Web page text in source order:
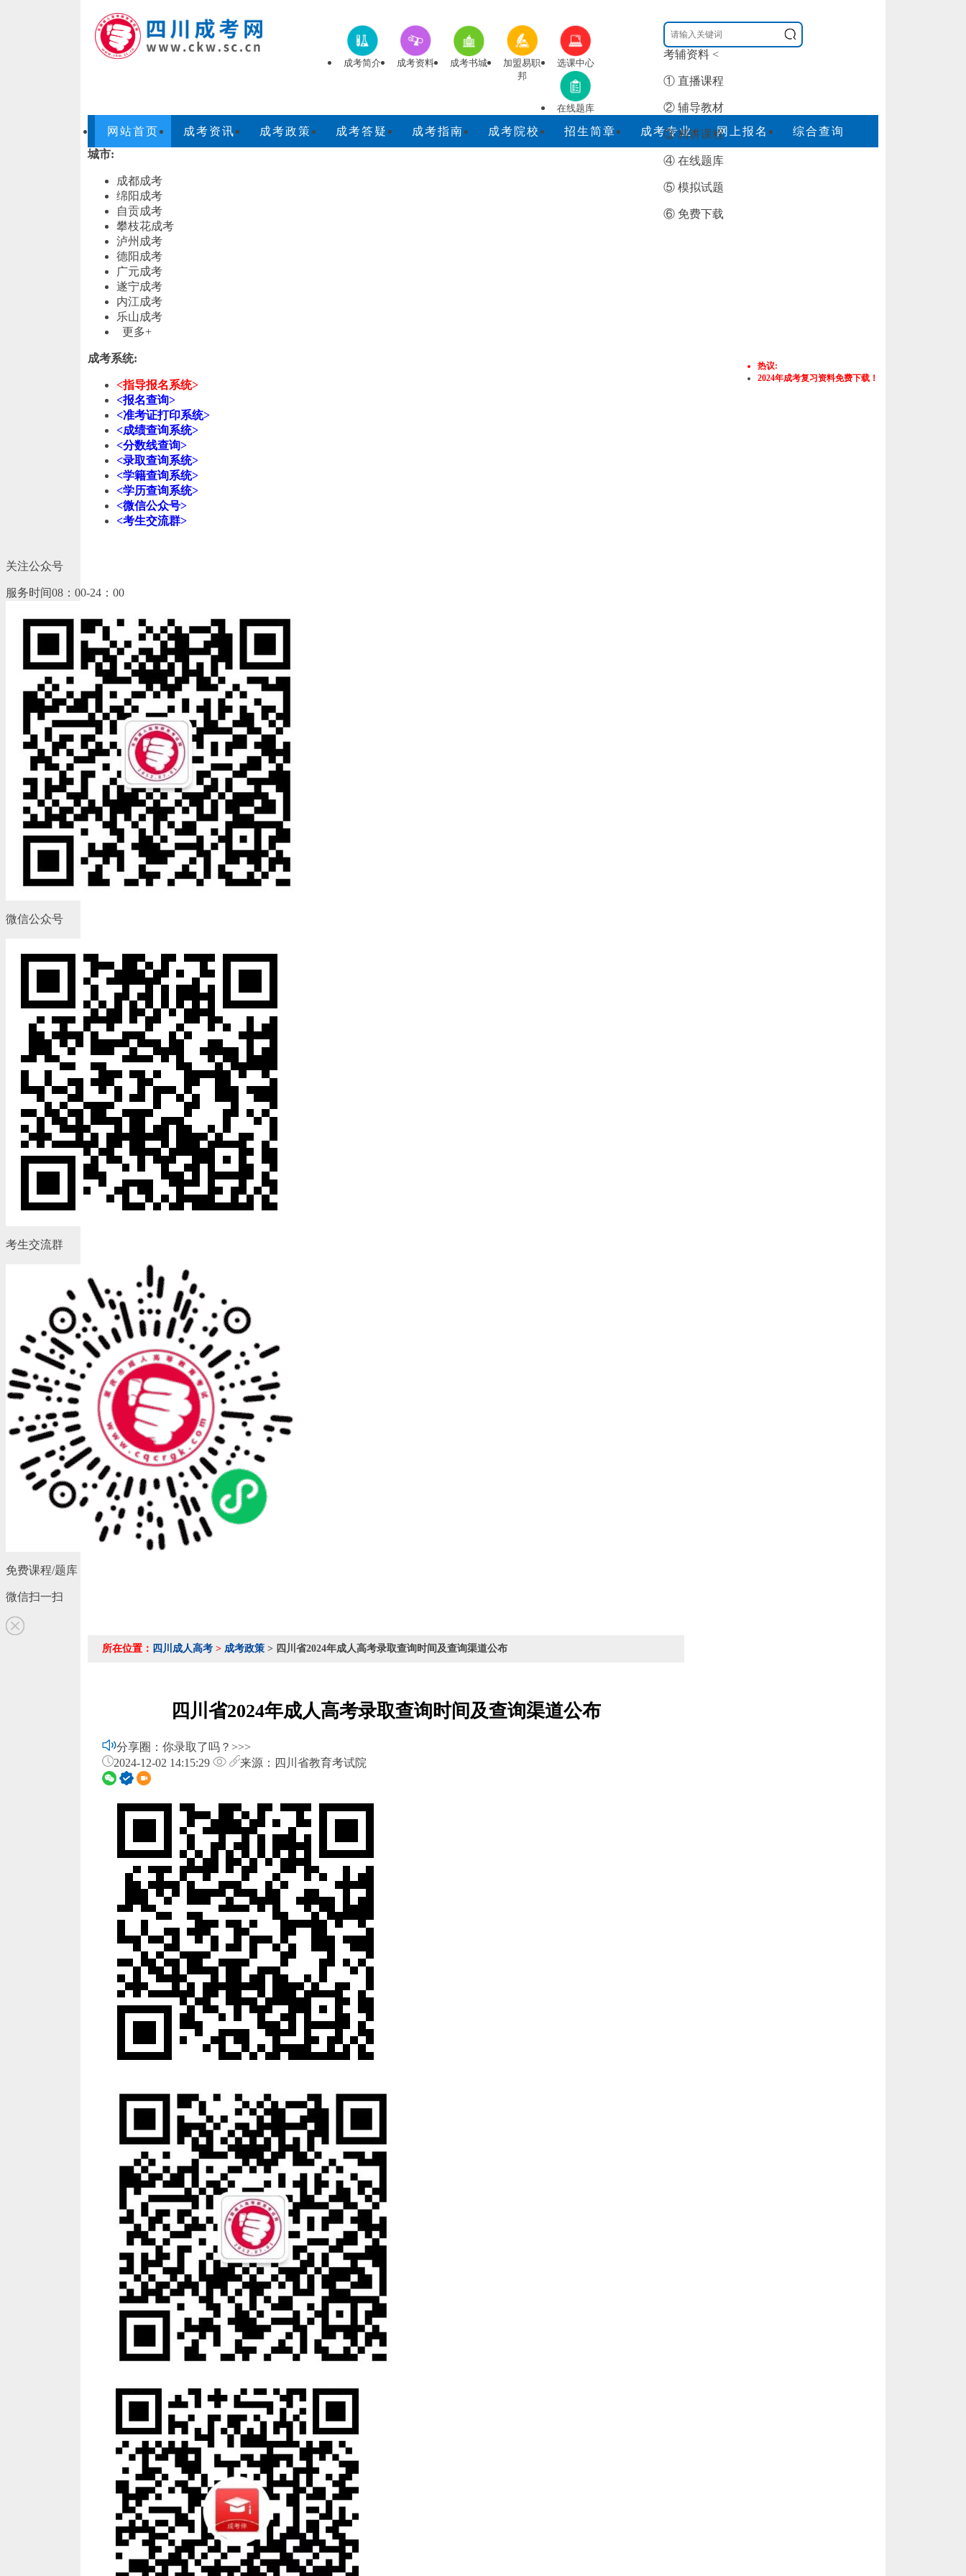
成考简介 成考资料 成考书城
加盟易职
邦
选课中心
在线题库
考辅资料 <
① 直播课程
② 辅导教材
③ 精讲课程
④ 在线题库
⑤ 模拟试题
⑥ 免费下载
网站首页 成考资讯 成考政策 成考答疑 成考指南 成考院校 招生简章 成考专业 网上报名
综合查询
城市:
成都成考
绵阳成考
自贡成考
攀枝花成考
泸州成考
德阳成考
广元成考
遂宁成考
内江成考
乐山成考
更多+
热议:
2024年成考复习资料免费下载！
成考系统:
<指导报名系统>
<报名查询>
<准考证打印系统>
<成绩查询系统>
<分数线查询>
<录取查询系统>
<学籍查询系统>
<学历查询系统>
<微信公众号>
<考生交流群>
关注公众号
服务时间08：00-24：00
微信公众号
考生交流群
免费课程/题库
微信扫一扫
所在位置： 四川成人高考 > 成考政策 > 四川省2024年成人高考录取查询时间及查询渠道公布
四川省2024年成人高考录取查询时间及查询渠道公布
分享圈：你录取了吗？>>>
2024-12-02 14:15:29
来源：四川省教育考试院